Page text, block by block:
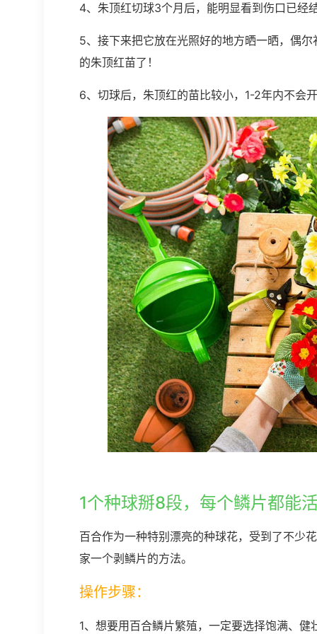
4、朱顶红切球3个月后，能明显看到伤口已经
5、接下来把它放在光照好的地方晒一晒，偶
的朱顶红苗了！
6、切球后，朱顶红的苗比较小，1-2年内不会
1个种球掰8段，每个鳞片都能
百合作为一种特别漂亮的种球花，受到了不少
家一个剥鳞片的方法。
操作步骤：
1、想要用百合鳞片繁殖，一定要选择饱满、